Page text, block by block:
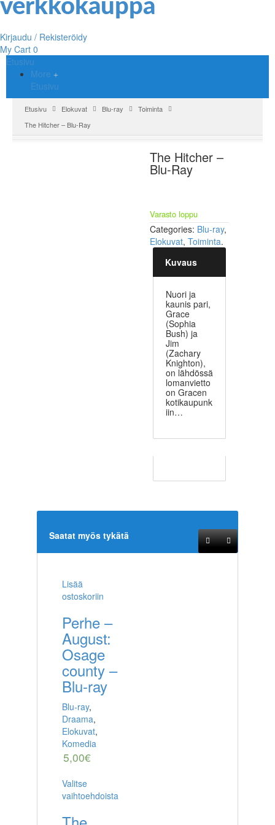
Kirjaudu / Rekisteröidy
My Cart 0
Etusivu
More
Etusivu
Etusivu Elokuvat Blu-ray
Toiminta
The Hitcher – Blu-Ray
The Hitcher –
Blu-Ray
Varasto loppu
Categories: Blu-ray,
Elokuvat, Toiminta.
Kuvaus
Nuori ja
kaunis pari,
Grace
(Sophia
Bush) ja
Jim
(Zachary
Knighton),
on lähdössä
lomanvietto
on Gracen
kotikaupunk
iin…
Saatat myös tykätä
Lisää
ostoskoriin
Perhe –
August:
Osage
county –
Blu-ray
Blu-ray,
Draama,
Elokuvat,
Komedia
5,00€
Valitse
vaihtoehdoista